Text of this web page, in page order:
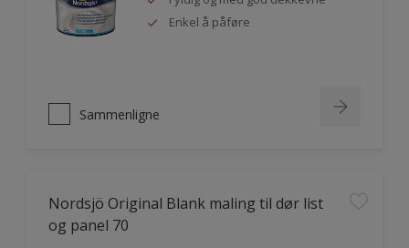
Enkel å påføre
Sammenligne
Nordsjö Original Blank maling til dør list
og panel 70